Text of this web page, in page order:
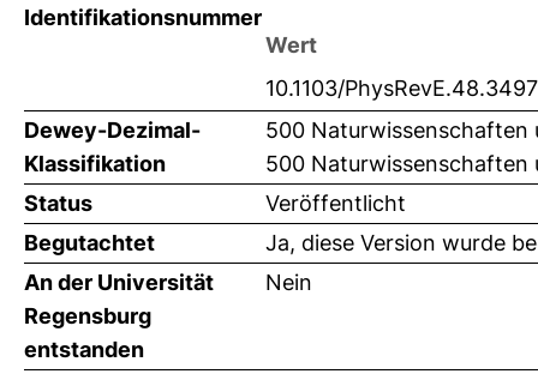
Identifikationsnummer
Wert
10.1103/PhysRevE.48.3497
Dewey-Dezimal-
Klassifikation
500
500 Naturwissenschaften
Status
Veröffentlicht
Begutachtet
Ja, diese Version wurde
An der Universität
Regensburg
entstanden
Nein